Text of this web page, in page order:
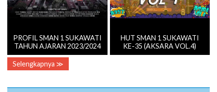
PROFIL SMAN 1 SUKAWATI
TAHUN AJARAN 2023/2024
HUT SMAN 1 SUKAWATI
KE-35 (AKSARA VOL.4)
Selengkapnya ≫